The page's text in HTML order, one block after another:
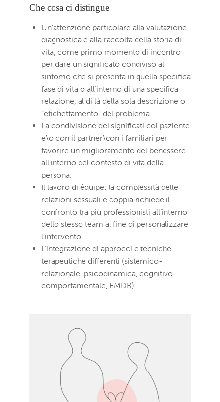
Che cosa ci distingue
Un’attenzione particolare alla valutazione
diagnostica e alla raccolta della storia di
vita, come primo momento di incontro
per dare un significato condiviso al
sintomo che si presenta in quella specifica
fase di vita o all’interno di una specifica
relazione, al di là della sola descrizione o
“etichettamento” del problema.
La condivisione dei significati col paziente
e\o con il partner\con i familiari per
favorire un miglioramento del benessere
all’interno del contesto di vita della
persona.
Il lavoro di équipe: la complessità delle
relazioni sessuali e coppia richiede il
confronto tra più professionisti all’interno
dello stesso team al fine di personalizzare
l’intervento.
L’integrazione di approcci e tecniche
terapeutiche differenti (sistemico-
relazionale, psicodinamica, cognitivo-
comportamentale, EMDR).